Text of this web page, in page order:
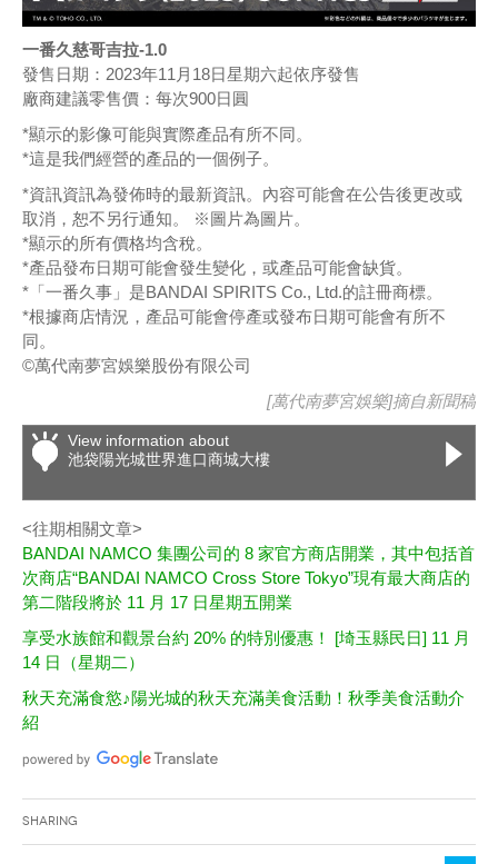
一番久慈哥吉拉-1.0
發售日期：2023年11月18日星期六起依序發售
廠商建議零售價：每次900日圓
*顯示的影像可能與實際產品有所不同。
*這是我們經營的產品的一個例子。
*資訊資訊為發佈時的最新資訊。內容可能會在公告後更改或
取消，恕不另行通知。 ※圖片為圖片。
*顯示的所有價格均含稅。
*產品發布日期可能會發生變化，或產品可能會缺貨。
*「一番久事」是BANDAI SPIRITS Co., Ltd.的註冊商標。
*根據商店情況，產品可能會停產或發布日期可能會有所不
同。
©萬代南夢宮娛樂股份有限公司
[萬代南夢宮娛樂]摘自新聞稿
View information about
池袋陽光城世界進口商城大樓
<往期相關文章>
BANDAI NAMCO 集團公司的 8 家官方商店開業，其中包括首
次商店“BANDAI NAMCO Cross Store Tokyo”現有最大商店的
第二階段將於 11 月 17 日星期五開業
享受水族館和觀景台約 20% 的特別優惠！ [埼玉縣民日] 11 月
14 日（星期二）
秋天充滿食慾♪陽光城的秋天充滿美食活動！秋季美食活動介
紹
Sharing